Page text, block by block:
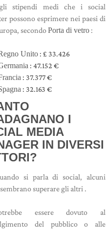
stipendi medi che i social
possono esprimere nei paesi di
secondoPorta di vetro :
Unito : £ 33.426
: 47.152 €
: 37.377 €
: 32.163 €
I
MEDIA
IN DIVERSI
si parla di social, alcuni
superare gli altri .
essere dovuto al
del pubblico o alle